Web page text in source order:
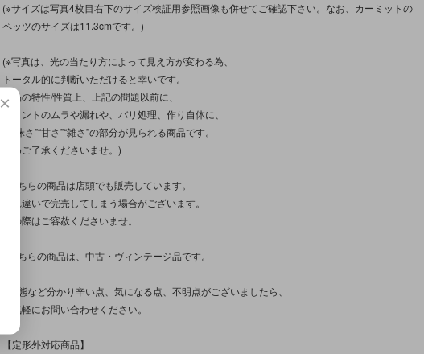
(※サイズは写真4枚目右下のサイズ検証用参照画像も併せてご確認下さい。なお、カーミットの
ペッツのサイズは11.3cmです。)
(※写真は、光の当たり方によって見え方が変わる為、
トータル的に判断いただけると幸いです。
商品の特性/性質上、上記の問題以前に、
ペイントのムラや漏れや、バリ処理、作り自体に、
“曖昧さ”“甘さ”“雑さ”の部分が見られる商品です。
予めご了承くださいませ。)
※こちらの商品は店頭でも販売しています。
入れ違いで完売してしまう場合がございます。
その際はご容赦くださいませ。
※こちらの商品は、中古・ヴィンテージ品です。
※状態など分かり辛い点、気になる点、不明点がございましたら、
お気軽にお問い合わせください。
【定形外対応商品】
×